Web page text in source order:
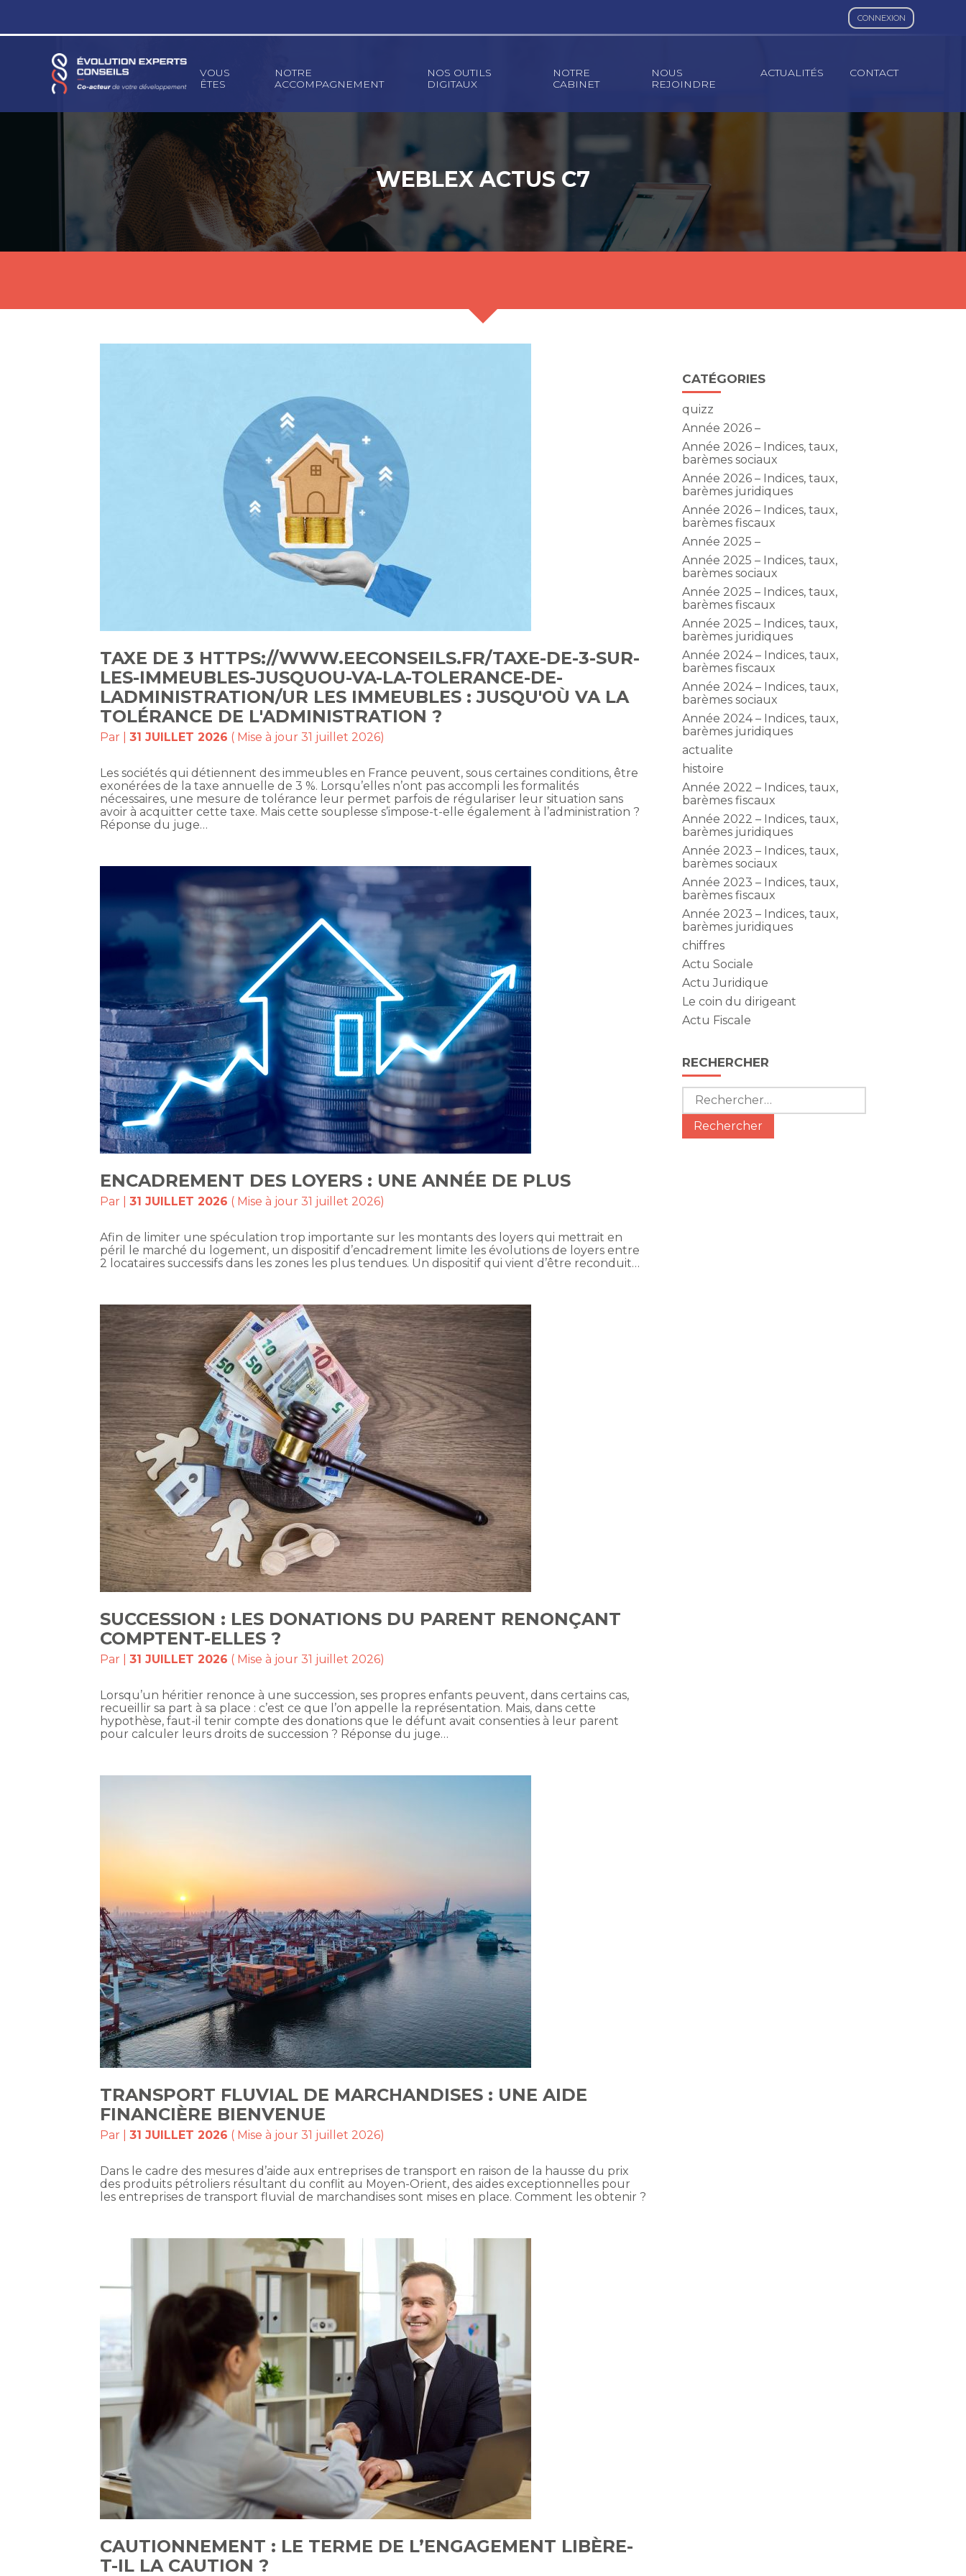
CONNEXION
au
Principal
VOUS
ÊTES
NOTRE
ACCOMPAGNEMENT
NOS OUTILS
DIGITAUX
NOTRE
CABINET
NOUS
REJOINDRE
ACTUALITÉS CONTACT
WEBLEX ACTUS C7
TAXE DE 3 HTTPS://WWW.EECONSEILS.FR/TAXE-DE-3-SUR-
LES-IMMEUBLES-JUSQUOU-VA-LA-TOLERANCE-DE-
LADMINISTRATION/UR LES IMMEUBLES : JUSQU'OÙ VA LA
TOLÉRANCE DE L'ADMINISTRATION ?
Par |31 JUILLET 2026 ( Mise à jour 31 juillet 2026)
Les sociétés qui détiennent des immeubles en France peuvent, sous certaines conditions, être
exonérées de la taxe annuelle de 3 %. Lorsqu’elles n’ont pas accompli les formalités
nécessaires, une mesure de tolérance leur permet parfois de régulariser leur situation sans
avoir à acquitter cette taxe. Mais cette souplesse s’impose-t-elle également à l’administration ?
Réponse du juge…
ENCADREMENT DES LOYERS : UNE ANNÉE DE PLUS
Par |31 JUILLET 2026 ( Mise à jour 31 juillet 2026)
Afin de limiter une spéculation trop importante sur les montants des loyers qui mettrait en
péril le marché du logement, un dispositif d’encadrement limite les évolutions de loyers entre
2 locataires successifs dans les zones les plus tendues. Un dispositif qui vient d’être reconduit…
SUCCESSION : LES DONATIONS DU PARENT RENONÇANT
COMPTENT-ELLES ?
Par |31 JUILLET 2026 ( Mise à jour 31 juillet 2026)
Lorsqu’un héritier renonce à une succession, ses propres enfants peuvent, dans certains cas,
recueillir sa part à sa place : c’est ce que l’on appelle la représentation. Mais, dans cette
hypothèse, faut-il tenir compte des donations que le défunt avait consenties à leur parent
pour calculer leurs droits de succession ? Réponse du juge…
TRANSPORT FLUVIAL DE MARCHANDISES : UNE AIDE
FINANCIÈRE BIENVENUE
Par |31 JUILLET 2026 ( Mise à jour 31 juillet 2026)
Dans le cadre des mesures d’aide aux entreprises de transport en raison de la hausse du prix
des produits pétroliers résultant du conflit au Moyen-Orient, des aides exceptionnelles pour
les entreprises de transport fluvial de marchandises sont mises en place. Comment les obtenir ?
CAUTIONNEMENT : LE TERME DE L’ENGAGEMENT LIBÈRE-
T-IL LA CAUTION ?
Blog
sidebar
CATÉGORIES
quizz
Année 2026 –
Année 2026 – Indices, taux,
barèmes sociaux
Année 2026 – Indices, taux,
barèmes juridiques
Année 2026 – Indices, taux,
barèmes fiscaux
Année 2025 –
Année 2025 – Indices, taux,
barèmes sociaux
Année 2025 – Indices, taux,
barèmes fiscaux
Année 2025 – Indices, taux,
barèmes juridiques
Année 2024 – Indices, taux,
barèmes fiscaux
Année 2024 – Indices, taux,
barèmes sociaux
Année 2024 – Indices, taux,
barèmes juridiques
actualite
histoire
Année 2022 – Indices, taux,
barèmes fiscaux
Année 2022 – Indices, taux,
barèmes juridiques
Année 2023 – Indices, taux,
barèmes sociaux
Année 2023 – Indices, taux,
barèmes fiscaux
Année 2023 – Indices, taux,
barèmes juridiques
chiffres
Actu Sociale
Actu Juridique
Le coin du dirigeant
Actu Fiscale
RECHERCHER
Rechercher :